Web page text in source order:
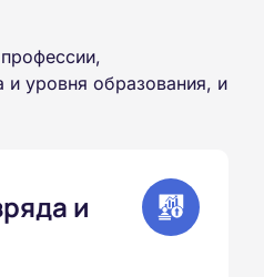
уровня образования, и
и